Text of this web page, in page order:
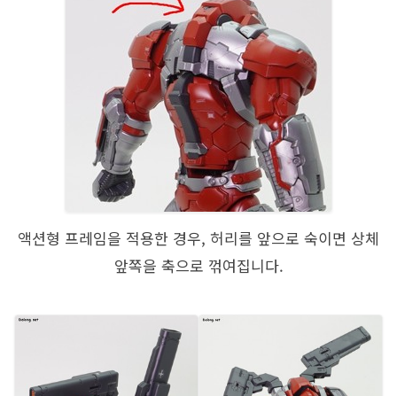
액션형 프레임을 적용한 경우, 허리를 앞으로 숙이면 상체
앞쪽을 축으로 꺾여집니다.